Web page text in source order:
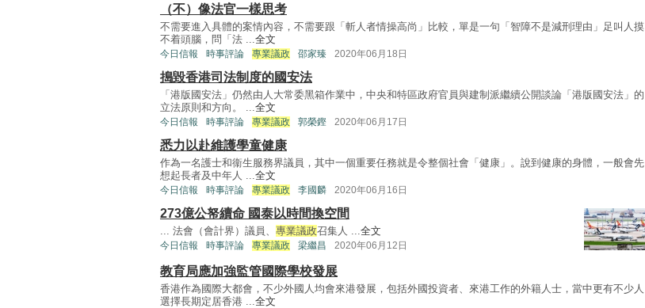
（不）像法官一樣思考
不需要進入具體的案情內容，不需要跟「斬人者情操高尚」比較，單是一句「智障不是減刑理由」足叫人摸
不着頭腦，問「法 ...全文
今日信報 時事評論 專業議政 邵家臻 2020年06月18日
搗毀香港司法制度的國安法
「港版國安法」仍然由人大常委黑箱作業中，中央和特區政府官員與建制派繼續公開談論「港版國安法」的
立法原則和方向。 ...全文
今日信報 時事評論 專業議政 郭榮鏗 2020年06月17日
悉力以赴維護學童健康
作為一名護士和衞生服務界議員，其中一個重要任務就是令整個社會「健康」。說到健康的身體，一般會先
想起長者及中年人 ...全文
今日信報 時事評論 專業議政 李國麟 2020年06月16日
273億公帑續命 國泰以時間換空間
... 法會（會計界）議員、 專業議政召集人 ...全文
今日信報 時事評論 專業議政 梁繼昌 2020年06月12日
教育局應加強監管國際學校發展
香港作為國際大都會，不少外國人均會來港發展，包括外國投資者、來港工作的外籍人士，當中更有不少人
選擇長期定居香港 ... 全文